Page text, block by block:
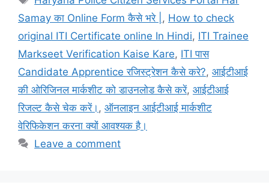
Samay का Online Form कैसे भरे | , How to check
original ITI Certificate online In Hindi, ITI Trainee
Markseet Verification Kaise Kare, ITI पास
Candidate Apprentice रजिस्ट्रेशन कैसे करे?, आईटीआई
की ओरिजिनल मार्कशीट को डाउनलोड कैसे करें, आईटीआई
रिजल्ट कैसे चेक करें। , ऑनलाइन आईटीआई मार्कशीट
वेरिफिकेशन करना क्यों आवश्यक है।
Leave a comment